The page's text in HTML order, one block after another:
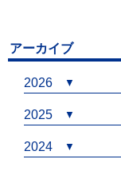
アーカイブ
2026
2025
2024